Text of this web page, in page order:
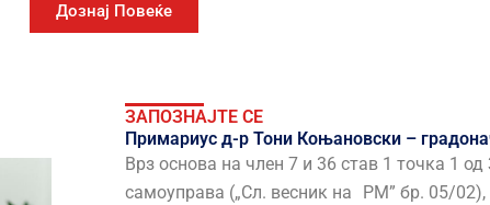
Дознај Повеќе
ЗАПОЗНАЈТЕ СЕ
Примариус д-р Тони Коњановски –
Врз основа на член 7 и 36 став 1 точка 1
самоуправа („Сл. весник на РМ” бр. 05/